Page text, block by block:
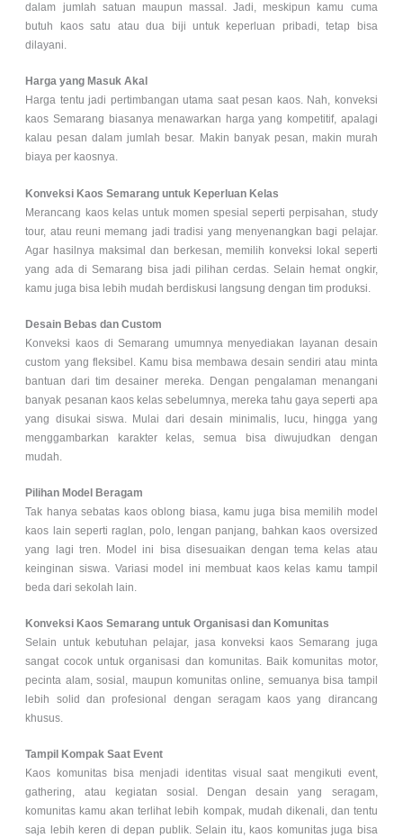
dalam jumlah satuan maupun massal. Jadi, meskipun kamu cuma
butuh kaos satu atau dua biji untuk keperluan pribadi, tetap bisa
dilayani.
Harga yang Masuk Akal
Harga tentu jadi pertimbangan utama saat pesan kaos. Nah, konveksi
kaos Semarang biasanya menawarkan harga yang kompetitif, apalagi
kalau pesan dalam jumlah besar. Makin banyak pesan, makin murah
biaya per kaosnya.
Konveksi Kaos Semarang untuk Keperluan Kelas
Merancang kaos kelas untuk momen spesial seperti perpisahan, study
tour, atau reuni memang jadi tradisi yang menyenangkan bagi pelajar.
Agar hasilnya maksimal dan berkesan, memilih konveksi lokal seperti
yang ada di Semarang bisa jadi pilihan cerdas. Selain hemat ongkir,
kamu juga bisa lebih mudah berdiskusi langsung dengan tim produksi.
Desain Bebas dan Custom
Konveksi kaos di Semarang umumnya menyediakan layanan desain
custom yang fleksibel. Kamu bisa membawa desain sendiri atau minta
bantuan dari tim desainer mereka. Dengan pengalaman menangani
banyak pesanan kaos kelas sebelumnya, mereka tahu gaya seperti apa
yang disukai siswa. Mulai dari desain minimalis, lucu, hingga yang
menggambarkan karakter kelas, semua bisa diwujudkan dengan
mudah.
Pilihan Model Beragam
Tak hanya sebatas kaos oblong biasa, kamu juga bisa memilih model
kaos lain seperti raglan, polo, lengan panjang, bahkan kaos oversized
yang lagi tren. Model ini bisa disesuaikan dengan tema kelas atau
keinginan siswa. Variasi model ini membuat kaos kelas kamu tampil
beda dari sekolah lain.
Konveksi Kaos Semarang untuk Organisasi dan Komunitas
Selain untuk kebutuhan pelajar, jasa konveksi kaos Semarang juga
sangat cocok untuk organisasi dan komunitas. Baik komunitas motor,
pecinta alam, sosial, maupun komunitas online, semuanya bisa tampil
lebih solid dan profesional dengan seragam kaos yang dirancang
khusus.
Tampil Kompak Saat Event
Kaos komunitas bisa menjadi identitas visual saat mengikuti event,
gathering, atau kegiatan sosial. Dengan desain yang seragam,
komunitas kamu akan terlihat lebih kompak, mudah dikenali, dan tentu
saja lebih keren di depan publik. Selain itu, kaos komunitas juga bisa